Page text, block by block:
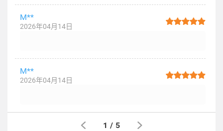
M**
2026年04月14日
M**
2026年04月14日
1 / 5